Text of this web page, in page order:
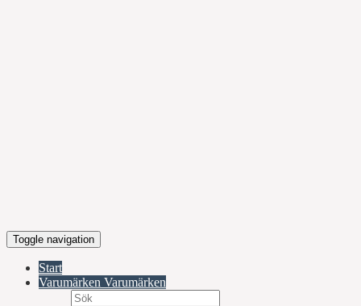
Toggle navigation
Start
Varumärken Varumärken